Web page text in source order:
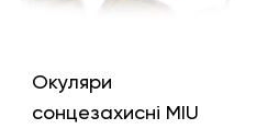
Окуляри
сонцезахисні MIU